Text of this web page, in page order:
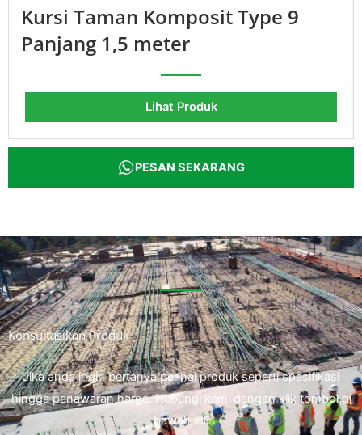
Kursi Taman Komposit Type 9
Panjang 1,5 meter
Lihat Produk
PESAN SEKARANG
Konsultasikan Produk
Jika anda ingin bertanya perihal produk seperti spesifikasi
hingga penawaran harga. Hubungi kami dengan klik tombol di
bawah ini.